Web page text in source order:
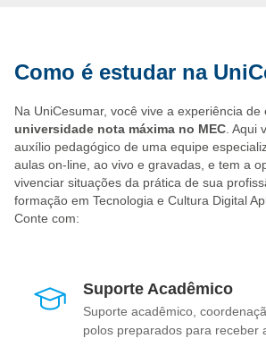
inovadores que integram as
Criador de Conteúdo Educacional:
aplicativos e materiais didáticos
aprendizado mais dinâmico e interativo.
Consultor em Tecnologia
assessoria para instituições de
implementar e utilizar ferramentas
Especialista em Metodologias
Designer Instrucional:
materiais didáticos digitais para
educacionais.
Gerente de Projetos em EdTech:
Como é estudar na
Na UniCesumar, você vive a experiência
universidade nota máxima no MEC. Aqui
auxílio pedagógico de uma equipe
aulas on-line, ao vivo e gravadas, e tem a
vivenciar situações da prática de sua
formação em Tecnologia e Cultura Digital
Conte com:
Suporte Acadêmico
Suporte acadêmico,
polos preparados para receber